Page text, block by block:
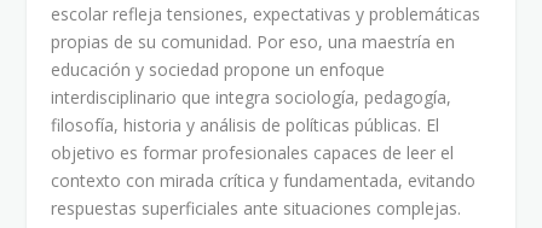
escolar refleja tensiones, expectativas y problemáticas
propias de su comunidad. Por eso, una maestría en
educación y sociedad propone un enfoque
interdisciplinario que integra sociología, pedagogía,
filosofía, historia y análisis de políticas públicas. El
objetivo es formar profesionales capaces de leer el
contexto con mirada crítica y fundamentada, evitando
respuestas superficiales ante situaciones complejas.